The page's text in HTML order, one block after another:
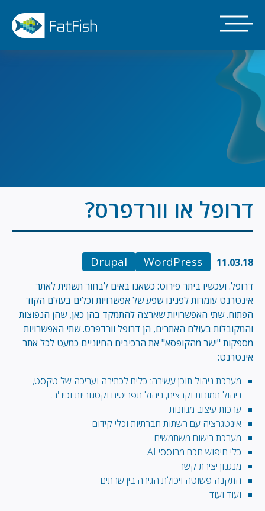
לתוכן
העיקרי
דרופל או וורדפרס?
11.03.18
WordPress
Drupal
דרופל. ועכשיו ביתר פירוט: כשאנו באים לבחור תשתית לאתר
אינטרנט עומדות לפנינו שפע של אפשרויות וכלים בעולם הקוד
הפתוח. שתי האפשרויות שארצה להתמקד בהן כאן, שהן הנפוצות
והמקובלות בעולם האתרים, הן דרופל וורדפרס. שתי האפשרויות
מספקות "ישר מהקופסא" את הרכיבים החיוניים כמעט לכל אתר
אינטרנט:
מערכת ניהול תוכן עשירה: כלים לכתיבה ועריכה של טקסט,
ניהול תמונות וקבצים, ניהול תפריטים וקטגוריות וכיו"ב.
ערכות עיצוב מגוונות
אינטגרציה עם רשתות חברתיות וכלי קידום
מערכת רישום משתמשים
כלי חיפוש חכם מבוססי AI
מנגנון יצירת קשר
התקנה פשוטה ויכולת הגירה בין שרתים
ועוד ועוד